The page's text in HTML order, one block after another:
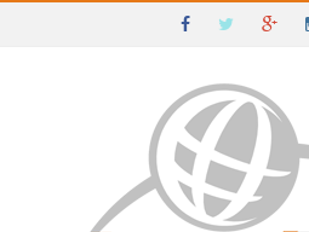
IGUAÍ E SUDOESTE DA BAHIA